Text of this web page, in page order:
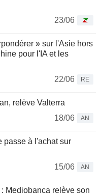
23/06
» sur l'Asie hors
pour l'IA et les
22/06
RE
relève Valterra
18/06
AN
passe à l'achat sur
15/06
AN
Mediobanca relève son